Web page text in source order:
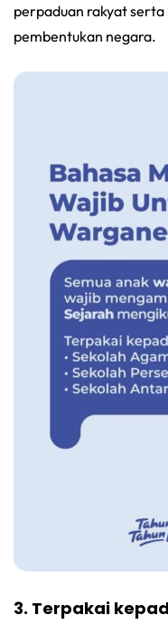
perpaduan rakyat
pembentukan negara.
3. Terpakai